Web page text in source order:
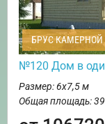
БРУС
№120 Дом в
Размер: 6х7,5 м
Общая площадь: